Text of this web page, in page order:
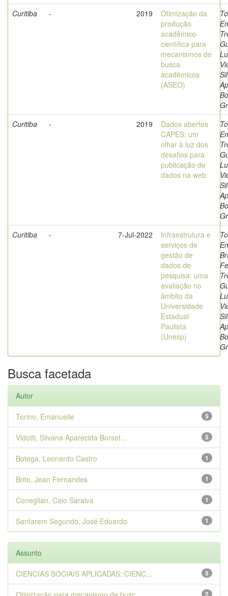
Curitiba
- 2019
Otimização da
produção
acadêmico-
científica para
mecanismos de
busca
acadêmicos
(ASEO)
Curitiba
- 2019
Dados abertos
CAPES: um
olhar à luz dos
desafios para
publicação de
dados na web
Curitiba
- 7-Jul-2022
Infraestrutura e
serviços de
gestão de
dados de
pesquisa: uma
avaliação no
âmbito da
Universidade
Estadual
Paulista
(Unesp)
Busca facetada
Autor
5
Torino, Emanuelle
5
Vidotti, Silvana Aparecida Borset...
1
Botega, Leonardo Castro
1
Brito, Jean Fernandes
1
Coneglian, Caio Saraiva
1
Santarem Segundo, José Eduardo
Assunto
5
CIENCIAS SOCIAIS APLICADAS::CIENC...
2